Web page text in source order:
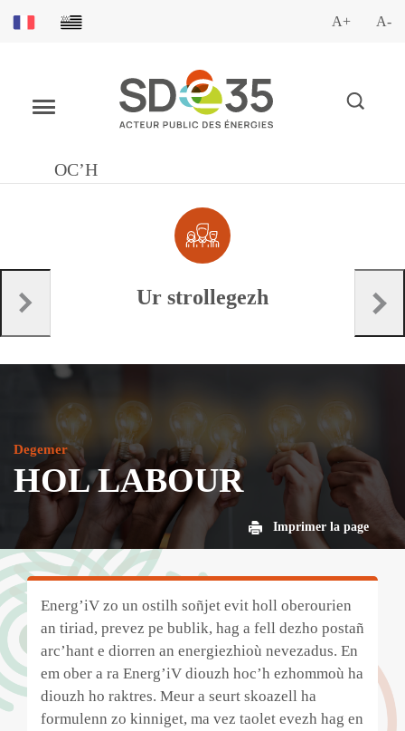
A+ A-
OC’H
Ur strollegezh
Degemer
HOL LABOUR
Imprimer la page
Energ’iV zo un ostilh soñjet evit holl oberourien
an tiriad, prevez pe bublik, hag a fell dezho postañ
arc’hant e diorren an energiezhioù nevezadus. En
em ober a ra Energ’iV diouzh hoc’h ezhommoù ha
diouzh ho raktres. Meur a seurt skoazell ha
formulenn zo kinniget, ma vez taolet evezh hag en